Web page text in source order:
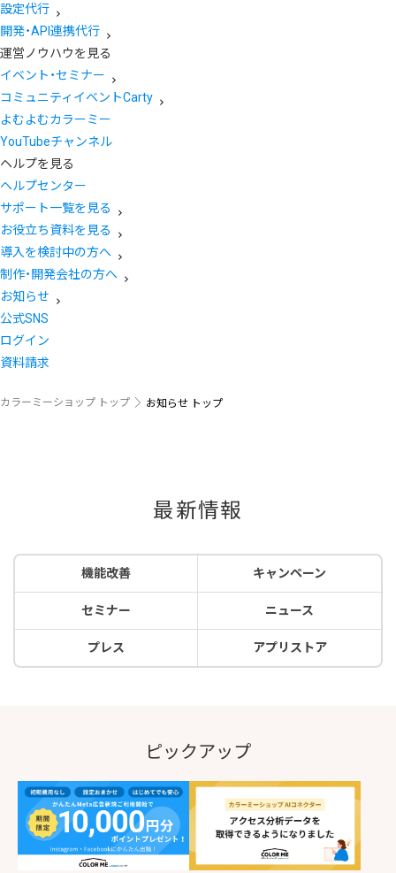
設定代行
開発・API連携代行
運営ノウハウを見る
イベント・セミナー
コミュニティイベントCarty
よむよむカラーミー
YouTubeチャンネル
ヘルプを見る
ヘルプセンター
サポート一覧を見る
お役立ち資料を見る
導入を検討中の方へ
制作・開発会社の方へ
お知らせ
公式SNS
ログイン
資料請求
カラーミーショップ トップ お知らせ トップ
最新情報
機能改善 キャンペーン
セミナー ニュース
プレス アプリストア
ピックアップ